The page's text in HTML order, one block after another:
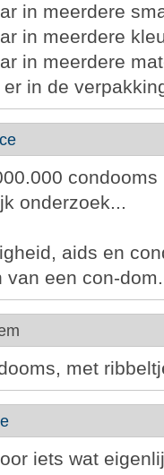
in meerdere
in meerdere
in meerdere
in de
onderzoek...
aids en
van een con-
met
iets wat